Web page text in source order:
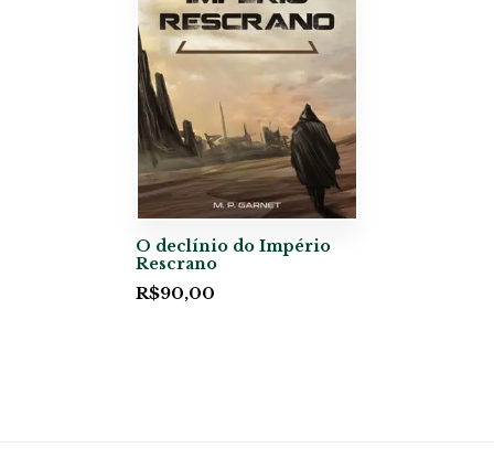
O declínio do Império
Rescrano
R$90,00